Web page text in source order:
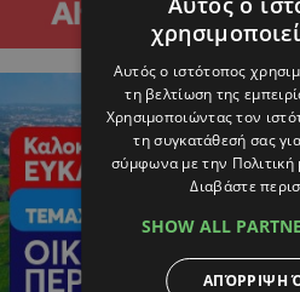
Αυτός ο ιστότοπος
τη βελτίωση της
Χρησιμοποιώντας τον
τη συγκατάθεσή σας
σύμφωνα με την Πολιτική
Διαβάστε
SHOW ALL
ΑΠΌΡΡΙΨΗ